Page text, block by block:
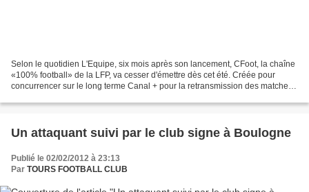
Selon le quotidien L'Equipe, six mois après son lancement, CFoot, la chaîne
«100% football» de la LFP, va cesser d'émettre dès cet été. Créée pour
concurrencer sur le long terme Canal + pour la retransmission des matches
Un attaquant suivi par le club signe à Boulogne
Publié le 02/02/2012 à 23:13
Par TOURS FOOTBALL CLUB